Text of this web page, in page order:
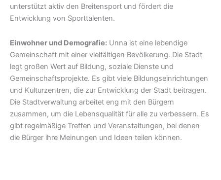
unterstützt aktiv den Breitensport und fördert die
Entwicklung von Sporttalenten.
Einwohner und Demografie: Unna ist eine lebendige
Gemeinschaft mit einer vielfältigen Bevölkerung. Die Stadt
legt großen Wert auf Bildung, soziale Dienste und
Gemeinschaftsprojekte. Es gibt viele Bildungseinrichtungen
und Kulturzentren, die zur Entwicklung der Stadt beitragen.
Die Stadtverwaltung arbeitet eng mit den Bürgern
zusammen, um die Lebensqualität für alle zu verbessern. Es
gibt regelmäßige Treffen und Veranstaltungen, bei denen
die Bürger ihre Meinungen und Ideen teilen können.